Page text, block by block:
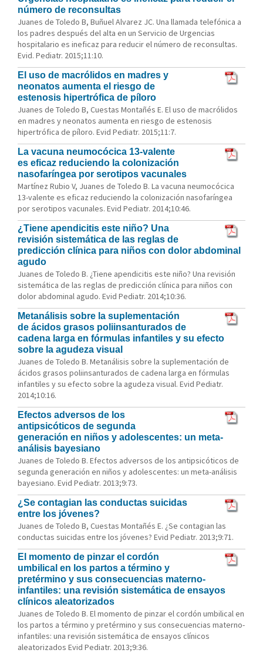
número de reconsultas
Juanes de Toledo B, Buñuel Alvarez JC. Una llamada telefónica a
los padres después del alta en un Servicio de Urgencias
hospitalario es ineficaz para reducir el número de reconsultas.
Evid. Pediatr. 2015;11:10.
El uso de macrólidos en madres y
neonatos aumenta el riesgo de
estenosis hipertrófica de píloro
Juanes de Toledo B, Cuestas Montañés E. El uso de macrólidos
en madres y neonatos aumenta en riesgo de estenosis
hipertrófica de píloro. Evid Pediatr. 2015;11:7.
La vacuna neumocócica 13-valente
es eficaz reduciendo la colonización
nasofaríngea por serotipos vacunales
Martínez Rubio V, Juanes de Toledo B. La vacuna neumocócica
13-valente es eficaz reduciendo la colonización nasofaríngea
por serotipos vacunales. Evid Pediatr. 2014;10:46.
¿Tiene apendicitis este niño? Una
revisión sistemática de las reglas de
predicción clínica para niños con dolor abdominal
agudo
Juanes de Toledo B. ¿Tiene apendicitis este niño? Una revisión
sistemática de las reglas de predicción clínica para niños con
dolor abdominal agudo. Evid Pediatr. 2014;10:36.
Metanálisis sobre la suplementación
de ácidos grasos poliinsanturados de
cadena larga en fórmulas infantiles y su efecto
sobre la agudeza visual
Juanes de Toledo B. Metanálisis sobre la suplementación de
ácidos grasos poliinsanturados de cadena larga en fórmulas
infantiles y su efecto sobre la agudeza visual. Evid Pediatr.
2014;10:16.
Efectos adversos de los
antipsicóticos de segunda
generación en niños y adolescentes: un meta-
análisis bayesiano
Juanes de Toledo B. Efectos adversos de los antipsicóticos de
segunda generación en niños y adolescentes: un meta-análisis
bayesiano. Evid Pediatr. 2013;9:73.
¿Se contagian las conductas suicidas
entre los jóvenes?
Juanes de Toledo B, Cuestas Montañés E. ¿Se contagian las
conductas suicidas entre los jóvenes? Evid Pediatr. 2013;9:71.
El momento de pinzar el cordón
umbilical en los partos a término y
pretérmino y sus consecuencias materno-
infantiles: una revisión sistemática de ensayos
clínicos aleatorizados
Juanes de Toledo B. El momento de pinzar el cordón umbilical en
los partos a término y pretérmino y sus consecuencias materno-
infantiles: una revisión sistemática de ensayos clínicos
aleatorizados Evid Pediatr. 2013;9:36.